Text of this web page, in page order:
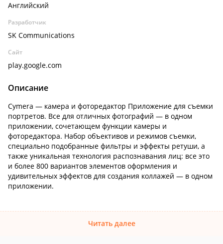
Английский
Разработчик
SK Communications
Сайт
play.google.com
Описание
Cymera — камера и фоторедактор Приложение для съемки
портретов. Все для отличных фотографий — в одном
приложении, сочетающем функции камеры и
фоторедактора. Набор объективов и режимов съемки,
специально подобранные фильтры и эффекты ретуши, а
также уникальная технология распознавания лиц: все это
и более 800 вариантов элементов оформления и
удивительных эффектов для создания коллажей — в одном
приложении.
Читать далее